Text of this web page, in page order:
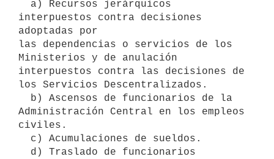
interpuestos contra decisiones
adoptadas por
las dependencias o servicios de los
Ministerios y de anulación
interpuestos contra las decisiones de
los Servicios Descentralizados.
Administración Central en los empleos
civiles.